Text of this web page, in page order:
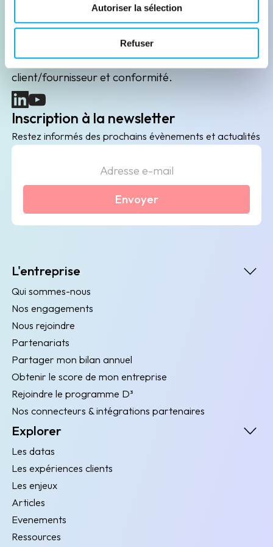
Autoriser la sélection
Refuser
Leader de l'information sur les entreprises depuis
plus de 130 ans, ELLISPHERE accompagne les
acteurs économiques dans leurs problématiques
B2B de data marketing, gestion des risques
client/fournisseur et conformité.
(nouvelle fenêtre)
(nouvelle fenêtre)
Inscription à la newsletter
Restez informés des prochains évènements et actualités
Envoyer
L'entreprise
Qui sommes-nous
Nos engagements
Nous rejoindre
Partenariats
Partager mon bilan annuel
Obtenir le score de mon entreprise
Rejoindre le programme D³
Nos connecteurs & intégrations partenaires
Explorer
Les datas
Les expériences clients
Les enjeux
Articles
Evenements
Ressources